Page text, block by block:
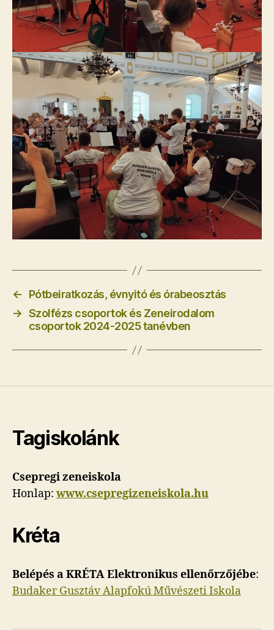
←
Pótbeiratkozás, évnyitó és órabeosztás
→ Szolfézs csoportok és Zeneirodalom
csoportok 2024-2025 tanévben
Tagiskolánk
Csepregi zeneiskola
Honlap: www.csepregizeneiskola.hu
Kréta
Belépés a KRÉTA Elektronikus ellenőrzőjébe:
Budaker Gusztáv Alapfokú Művészeti Iskola